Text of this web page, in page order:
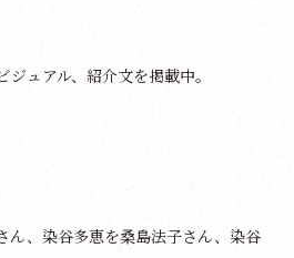
ュアル、紹介文を掲載中。
ん、染谷多恵を桑島法子さん、染谷